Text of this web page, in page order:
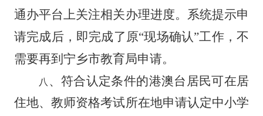
通办平台上关注相关办理进度。系统提示申
请完成后，即完成了原“现场确认”工作，不
需要再到 宁乡市教育局申请。
八 、 符合认定条件的港澳台居民可在居
住地、教师资格考试所在地申请认定中小学